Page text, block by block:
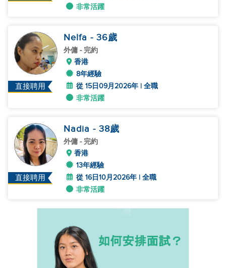
非常活躍
直接聘用
Nelfa - 36歲
外傭 - 完約
香港
8年經驗
從 15日09月2026年 | 全職
非常活躍
直接聘用
Nadia - 38歲
外傭 - 完約
香港
13年經驗
從 16日10月2026年 | 全職
非常活躍